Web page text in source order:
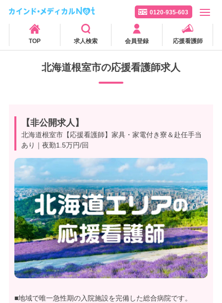
0120-935-603
TOP 求人検索 会員登録 応援看護師
北海道根室市の応援看護師求人
【非公開求人】
北海道根室市【応援看護師】家具・家電付き寮＆赴任手当
あり｜夜勤1.5万円/回
■地域で唯一急性期の入院施設を完備した総合病院です。